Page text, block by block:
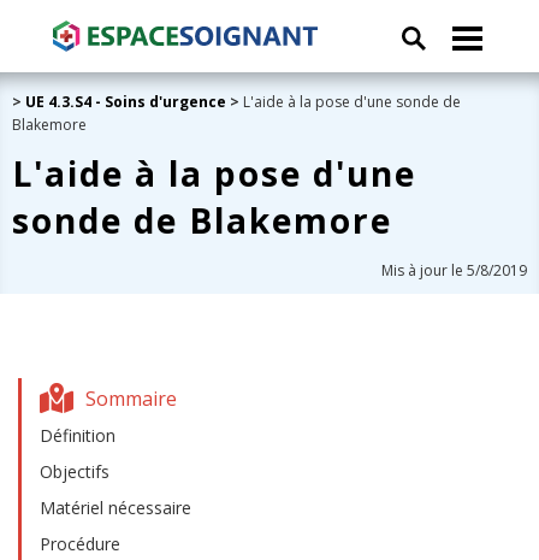
> UE 4.3.S4 - Soins d'urgence > L'aide à la pose d'une sonde de
Blakemore
L'aide à la pose d'une
sonde de Blakemore
Mis à jour le 5/8/2019
Sommaire
Définition
Objectifs
Matériel nécessaire
Procédure